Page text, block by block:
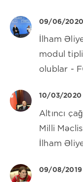
09/06/2020
İlham
modul tipli
olublar -
10/03/2020
Altıncı
Milli
İlham
09/08/2019